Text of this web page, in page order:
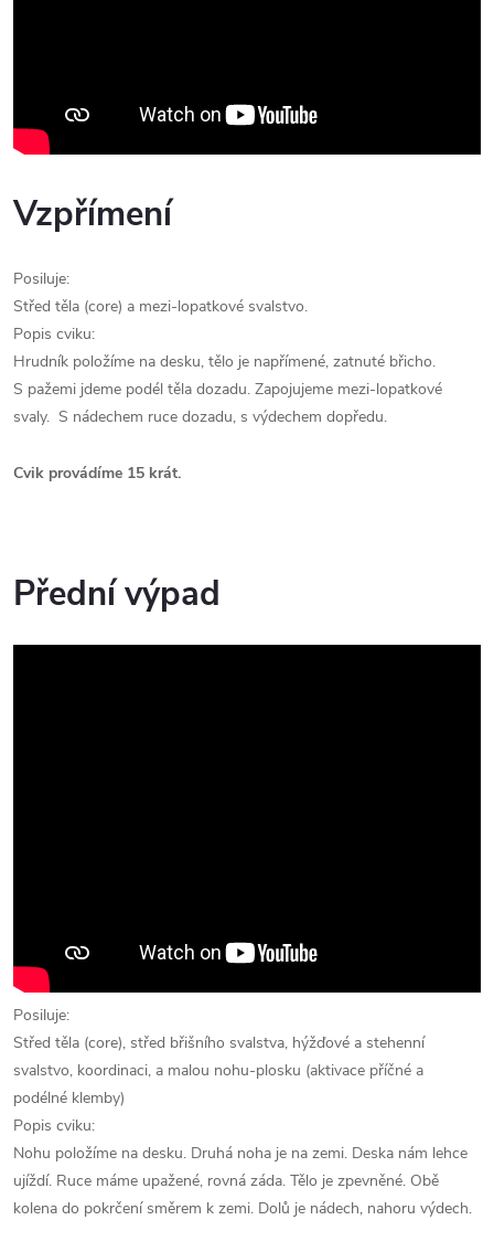
Vzpřímení
Posiluje:
Střed těla (core) a mezi-lopatkové svalstvo.
Popis cviku:
Hrudník položíme na desku, tělo je napřímené, zatnuté břicho.
S pažemi jdeme podél těla dozadu. Zapojujeme mezi-lopatkové
svaly. S nádechem ruce dozadu, s výdechem dopředu.
Cvik provádíme 15 krát.
Přední výpad
Posiluje:
Střed těla (core), střed břišního svalstva, hýžďové a stehenní
svalstvo, koordinaci, a malou nohu-plosku (aktivace příčné a
podélné klemby)
Popis cviku:
Nohu položíme na desku. Druhá noha je na zemi. Deska nám lehce
ujíždí. Ruce máme upažené, rovná záda. Tělo je zpevněné. Obě
kolena do pokrčení směrem k zemi. Dolů je nádech, nahoru výdech.